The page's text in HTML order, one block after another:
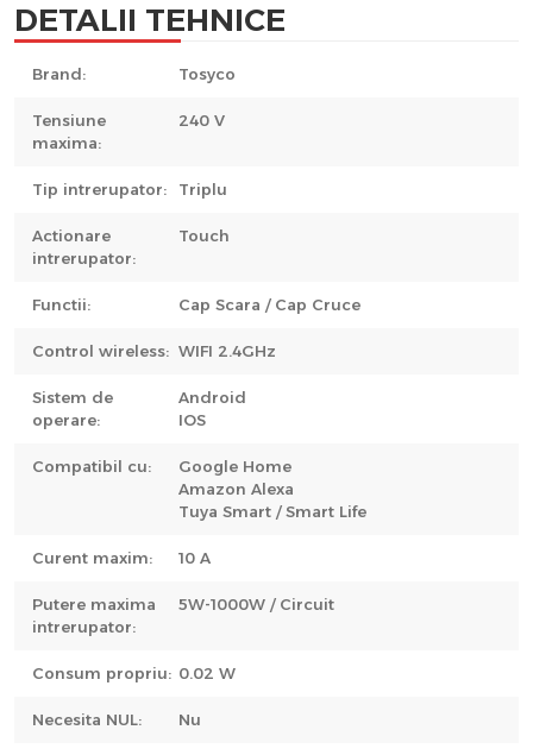
DETALII TEHNICE
Brand: Tosyco
Tensiune
maxima:
240 V
Tip intrerupator: Triplu
Actionare
intrerupator:
Touch
Functii: Cap Scara / Cap Cruce
Control wireless: WIFI 2.4GHz
Sistem de
operare:
Android
IOS
Compatibil cu:
Google Home
Amazon Alexa
Tuya Smart / Smart Life
Curent maxim: 10 A
Putere maxima
intrerupator:
5W-1000W / Circuit
Consum propriu: 0.02 W
Necesita NUL: Nu